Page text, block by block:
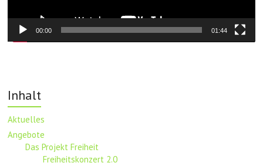
00:00 01:44
Inhalt
Aktuelles
Angebote
Das Projekt Freiheit
Freiheitskonzert 2.0